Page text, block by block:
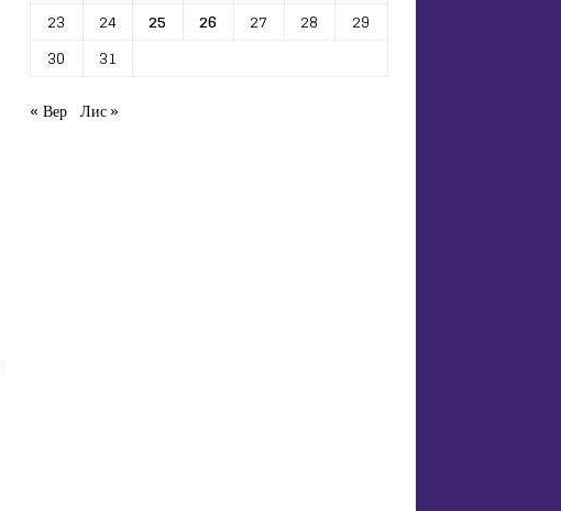
23
24 25 26 27 28
29
30
31
« Вер Лис »